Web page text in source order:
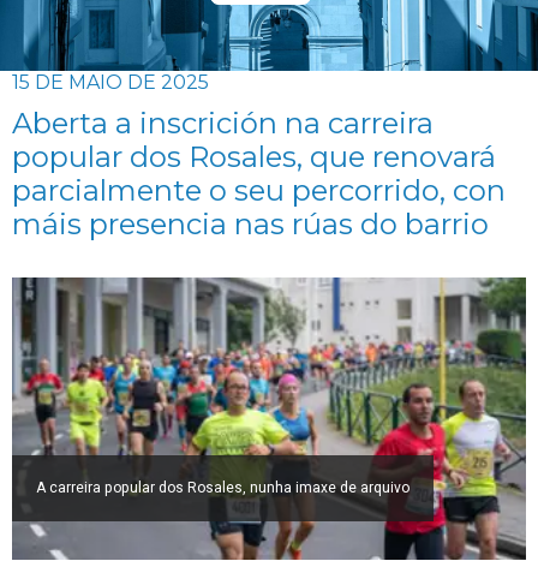
15 DE MAIO DE 2025
Aberta a inscrición na carreira
popular dos Rosales, que renovará
parcialmente o seu percorrido, con
máis presencia nas rúas do barrio
A carreira popular dos Rosales, nunha imaxe de arquivo